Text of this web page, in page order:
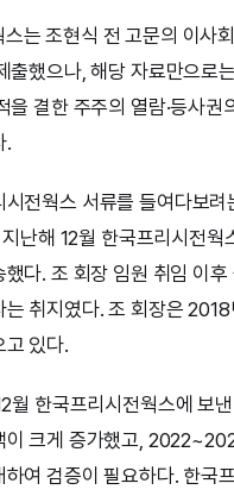
는 조현식 전 고문의 이사
출했으나, 해당 자료만으로
결한 주주의 열람·등사
.
전웍스 서류를 들여다보
난해 12월 한국프리시전
다. 조 회장 임원 취임 이
취지였다. 조 회장은
고 있다.
월 한국프리시전웍스에 보
이 크게 증가했고,
하여 검증이 필요하다. 한